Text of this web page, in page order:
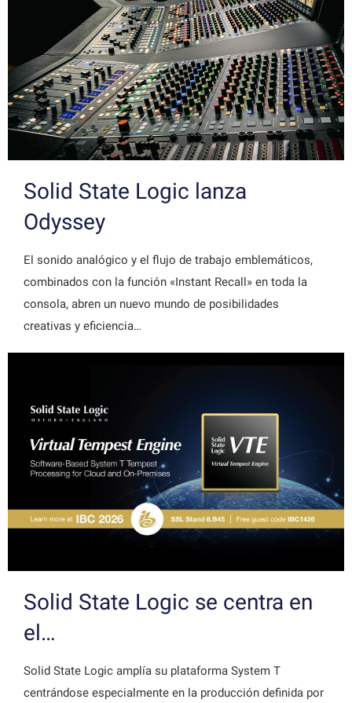
Solid State Logic lanza
Odyssey
El sonido analógico y el flujo de trabajo emblemáticos,
combinados con la función «Instant Recall» en toda la
consola, abren un nuevo mundo de posibilidades
creativas y eficiencia…
Solid State Logic se centra en
el…
Solid State Logic amplía su plataforma System T
centrándose especialmente en la producción definida por